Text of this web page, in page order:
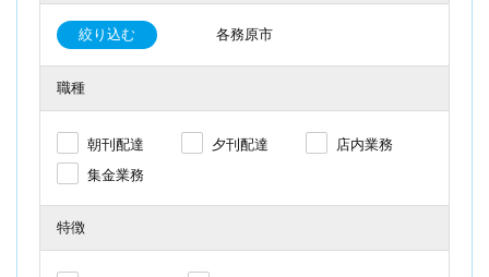
絞り込む 各務原市
職種
朝刊配達 夕刊配達
店内業務
集金業務
特徴